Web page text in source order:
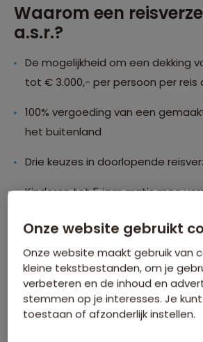
Waarom een
a.s.r.?
De mogelijkheid om een dekking
tot € 3.000,- per persoon per reis
100% vergoeding van een
het buitenland
Drie keuzes in doorlopende
Kinderen tot 5 jaar gratis mee
Vergoeding terugreiskosten bij
overlijden t/m 3e graad familie
Twee jaar nieuwwaarde bagage
Optimaal verzekering en geen
Sportuitrusting extra te verzekeren
Onze website gebruikt
Onze website maakt gebruik van
kleine tekstbestanden, om je
verbeteren en de inhoud en
stemmen op je interesses. Je
toestaan of afzonderlijk instellen.